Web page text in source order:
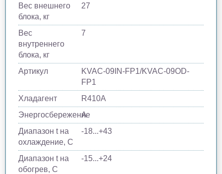
Вес внешнего
блока, кг
27
Вес
внутреннего
блока, кг
7
Артикул
KVAC-09IN-FP1/KVAC-09OD-
FP1
Хладагент
R410A
Энергосбережение
A
Диапазон t на
охлаждение, С
-18...+43
Диапазон t на
обогрев, С
-15...+24